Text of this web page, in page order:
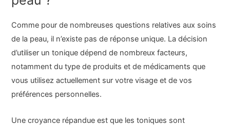
Comme pour de nombreuses questions relatives aux soins
de la peau, il n’existe pas de réponse unique. La décision
d’utiliser un tonique dépend de nombreux facteurs,
notamment du type de produits et de médicaments que
vous utilisez actuellement sur votre visage et de vos
préférences personnelles.
Une croyance répandue est que les toniques sont